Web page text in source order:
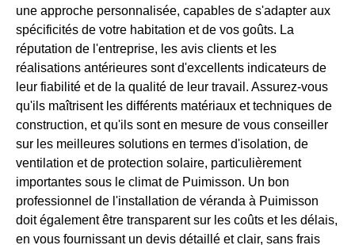
une approche personnalisée, capables de s'adapter aux
spécificités de votre habitation et de vos goûts. La
réputation de l'entreprise, les avis clients et les
réalisations antérieures sont d'excellents indicateurs de
leur fiabilité et de la qualité de leur travail. Assurez-vous
qu'ils maîtrisent les différents matériaux et techniques de
construction, et qu'ils sont en mesure de vous conseiller
sur les meilleures solutions en termes d'isolation, de
ventilation et de protection solaire, particulièrement
importantes sous le climat de Puimisson. Un bon
professionnel de l'installation de véranda à Puimisson
doit également être transparent sur les coûts et les délais,
en vous fournissant un devis détaillé et clair, sans frais